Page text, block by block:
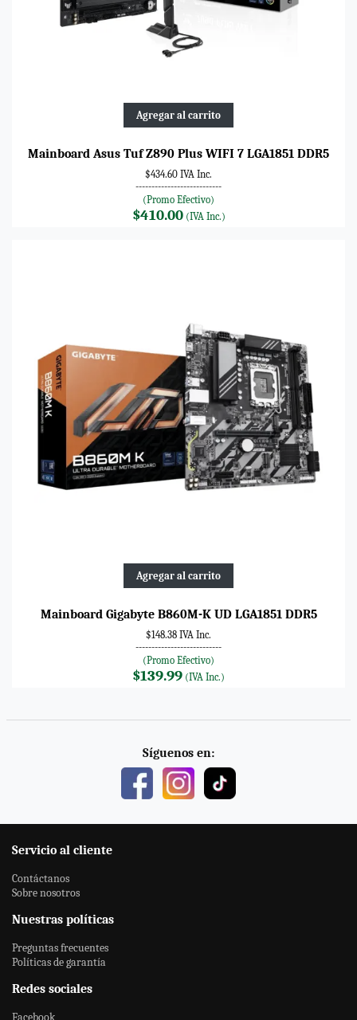
Agregar al carrito
Mainboard Asus Tuf Z890 Plus WIFI 7 LGA1851 DDR5
$434.60 IVA Inc.
---------------------------
(Promo Efectivo)
$410.00(IVA Inc.)
Agregar al carrito
Mainboard Gigabyte B860M-K UD LGA1851 DDR5
$148.38 IVA Inc.
---------------------------
(Promo Efectivo)
$139.99 (IVA Inc.)
Síguenos en:
Servicio al cliente
Contáctanos
Sobre nosotros
Nuestras políticas
Preguntas frecuentes
Políticas de garantía
Redes sociales
Facebook